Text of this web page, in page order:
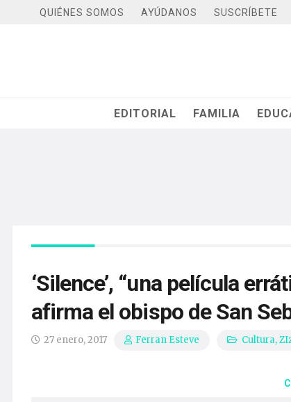
QUIÉNES SOMOS AYÚDANOS SUSCRÍBETE
EDITORIAL FAMILIA
‘Silence’, “una película
afirma el obispo de San
27 enero, 2017 Ferran Esteve Cultura,